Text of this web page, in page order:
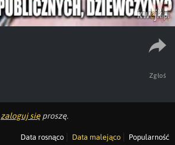
Zgłoś
zaloguj się proszę.
Data rosnąco Data malejąco Popularność